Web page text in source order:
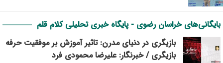
بایگانی‌های خراسان رضوی - پایگاه خبری تحلیلی کلام قلم
بازیگری در دنیای مدرن: تاثیر آموزش بر موفقیت حرفه
بازیگری / خبرنگار: علیرضا محمودی فرد